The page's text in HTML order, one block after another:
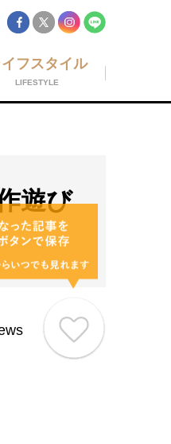
イフスタイル
LIFESTYLE
遊び